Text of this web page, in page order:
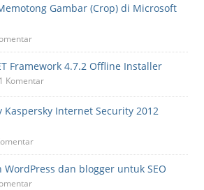
Gambar (Crop) di Microsoft
Framework 4.7.2 Offline Installer
Komentar
Kaspersky Internet Security 2012
WordPress dan blogger untuk SEO